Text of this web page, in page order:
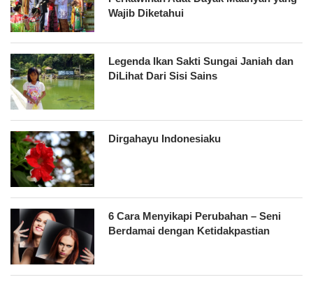
Wajib Diketahui
Legenda Ikan Sakti Sungai Janiah dan
DiLihat Dari Sisi Sains
Dirgahayu Indonesiaku
6 Cara Menyikapi Perubahan – Seni
Berdamai dengan Ketidakpastian